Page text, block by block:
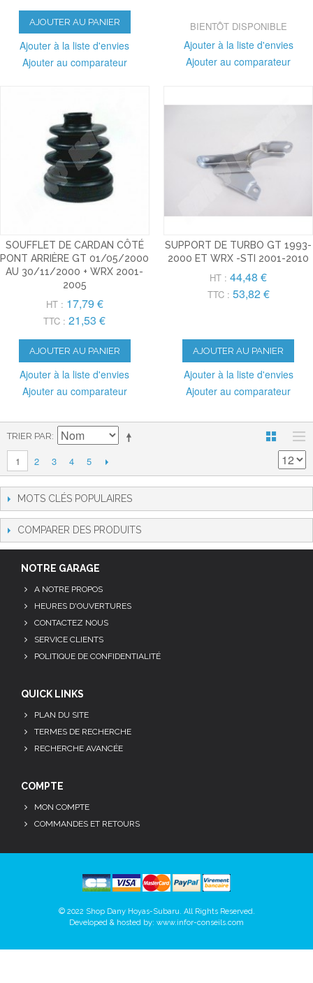
AJOUTER AU PANIER
Ajouter à la liste d'envies
Ajouter au comparateur
BIENTÔT DISPONIBLE
Ajouter à la liste d'envies
Ajouter au comparateur
SOUFFLET DE CARDAN CÔTÉ
PONT ARRIÈRE GT 01/05/2000
AU 30/11/2000 + WRX 2001-
2005
HT : 17,79 €
TTC : 21,53 €
AJOUTER AU PANIER
Ajouter à la liste d'envies
Ajouter au comparateur
SUPPORT DE TURBO GT 1993-
2000 ET WRX -STI 2001-2010
HT : 44,48 €
TTC : 53,82 €
AJOUTER AU PANIER
Ajouter à la liste d'envies
Ajouter au comparateur
TRIER PAR
1 2 3 4 5
MOTS CLÉS POPULAIRES
COMPARER DES PRODUITS
NOTRE GARAGE
A NOTRE PROPOS
HEURES D'OUVERTURES
CONTACTEZ NOUS
SERVICE CLIENTS
POLITIQUE DE CONFIDENTIALITÉ
QUICK LINKS
PLAN DU SITE
TERMES DE RECHERCHE
RECHERCHE AVANCÉE
COMPTE
MON COMPTE
COMMANDES ET RETOURS
© 2022 Shop Dany Hoyas-Subaru. All Rights Reserved.
Developed & hosted by: www.infor-conseils.com